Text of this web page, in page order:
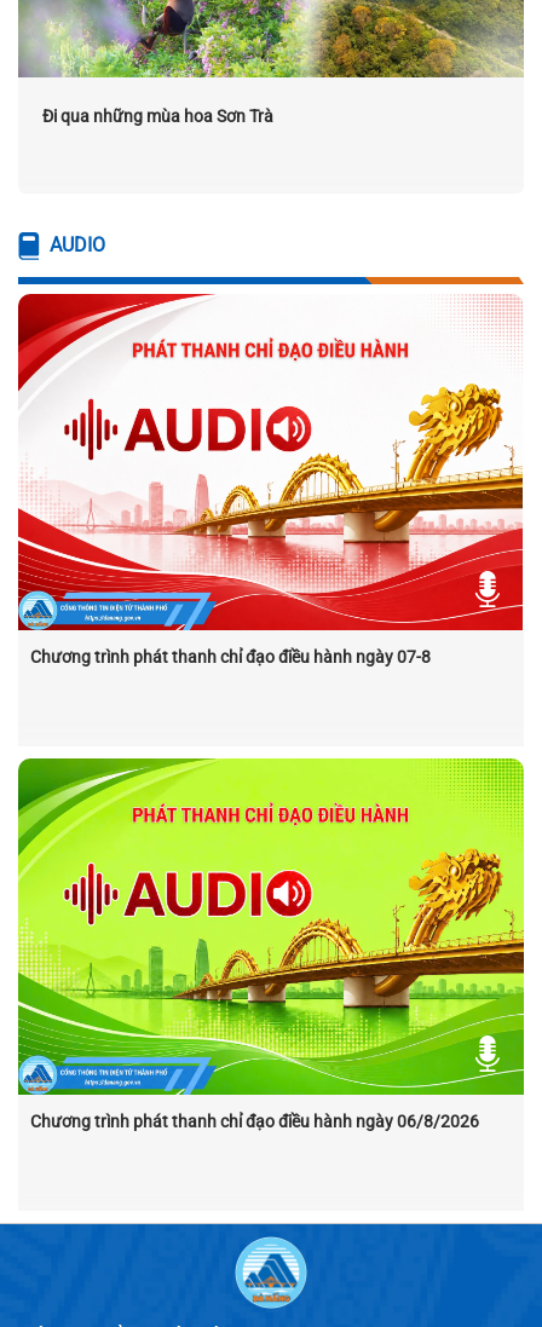
Đi qua những mùa hoa Sơn Trà
AUDIO
Chương trình phát thanh chỉ đạo điều hành ngày 07-8
Chương trình phát thanh chỉ đạo điều hành ngày 06/8/2026